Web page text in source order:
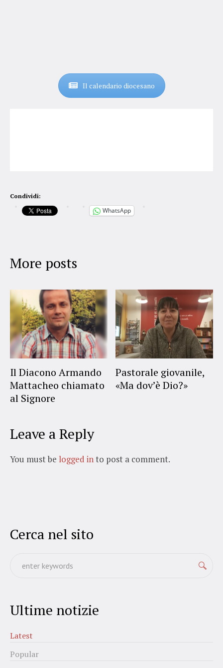
Il calendario diocesano
Condividi:
WhatsApp
More posts
Il Diacono Armando
Mattacheo chiamato
al Signore
Pastorale giovanile,
«Ma dov’è Dio?»
Leave a Reply
You must be logged into post a comment.
Cerca nel sito
Ultime notizie
Latest
Popular